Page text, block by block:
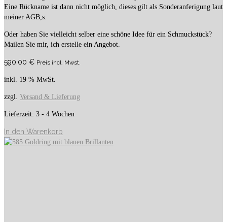
Eine Rückname ist dann nicht möglich, dieses gilt als Sonderanferigung laut
meiner AGB,s.
Oder haben Sie vielleicht selber eine schöne Idee für ein Schmuckstück?
Mailen Sie mir, ich erstelle ein Angebot.
590,00 € Preis incl. Mwst.
inkl. 19 % MwSt.
zzgl. Versand & Lieferung
Lieferzeit: 3 - 4 Wochen
In den Warenkorb